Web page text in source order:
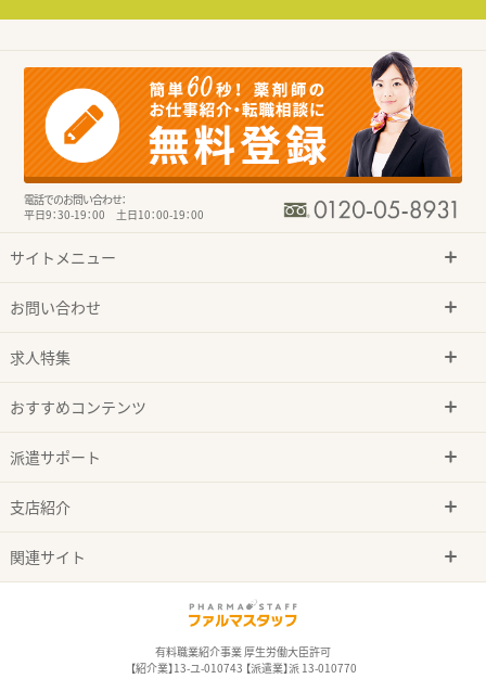
電話でのお問い合わせ：
平日9：30-19：00 土日10：00-19：00
サイトメニュー
お問い合わせ
求人特集
おすすめコンテンツ
派遣サポート
支店紹介
関連サイト
有料職業紹介事業 厚生労働大臣許可
【紹介業】13-ユ-010743 【派遣業】派 13-010770